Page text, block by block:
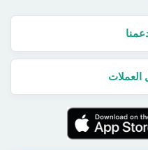
العملات